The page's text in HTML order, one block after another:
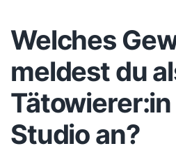
Welches
meldest du
Studio an?